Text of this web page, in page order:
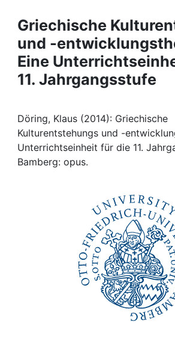
Projects
People
Institutions
Awards
My FIS
Griechische
und -
Eine
11. Jahrgangsstufe
Döring, Klaus (2014): Griechische
Kulturentstehungs und -
Unterrichtseinheit für die 11.
Bamberg: opus.